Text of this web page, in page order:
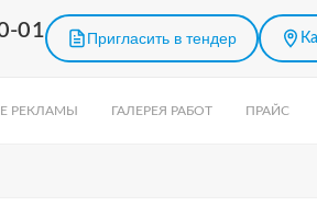
01 Пригласить в тендер
РЕКЛАМЫ ГАЛЕРЕЯ РАБОТ ПРАЙС